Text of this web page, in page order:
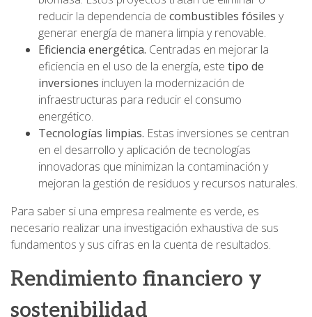
reducir la dependencia de combustibles fósiles y
generar energía de manera limpia y renovable.
Eficiencia energética. Centradas en mejorar la
eficiencia en el uso de la energía, este tipo de
inversiones incluyen la modernización de
infraestructuras para reducir el consumo
energético.
Tecnologías limpias. Estas inversiones se centran
en el desarrollo y aplicación de tecnologías
innovadoras que minimizan la contaminación y
mejoran la gestión de residuos y recursos naturales.
Para saber si una empresa realmente es verde, es
necesario realizar una investigación exhaustiva de sus
fundamentos y sus cifras en la cuenta de resultados.
Rendimiento financiero y
sostenibilidad